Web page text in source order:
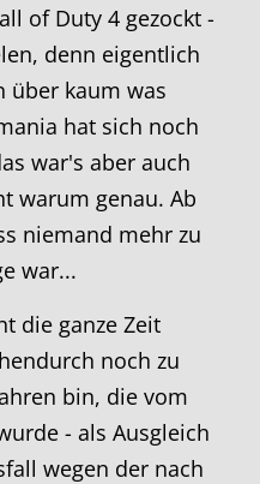
of Duty 4 gezockt -
denn eigentlich
über kaum was
hat sich noch
war's aber auch
warum genau. Ab
niemand mehr zu
war...
die ganze Zeit
noch zu
bin, die vom
- als Ausgleich
wegen der nach